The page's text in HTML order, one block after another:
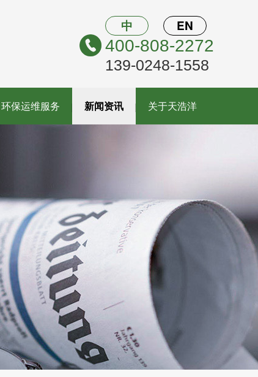
中 EN
400-808-2272
139-0248-1558
环保运维服务 新闻资讯 关于天浩洋